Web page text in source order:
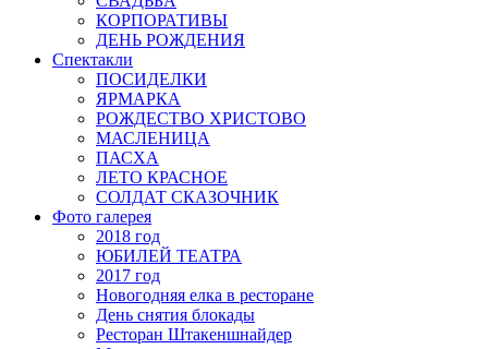
КОРПОРАТИВЫ
ДЕНЬ РОЖДЕНИЯ
Спектакли
ПОСИДЕЛКИ
ЯРМАРКА
РОЖДЕСТВО ХРИСТОВО
МАСЛЕНИЦА
ПАСХА
ЛЕТО КРАСНОЕ
СОЛДАТ СКАЗОЧНИК
Фото галерея
2018 год
ЮБИЛЕЙ ТЕАТРА
2017 год
Новогодняя елка в ресторане
День снятия блокады
Ресторан Штакеншнайдер